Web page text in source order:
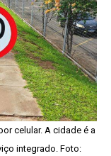
celular. A cidade é a
integrado. Foto: